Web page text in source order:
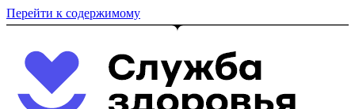
Перейти к содержимому